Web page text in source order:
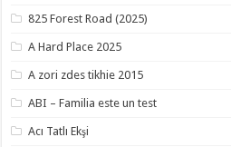
825 Forest Road (2025)
A Hard Place 2025
A zori zdes tikhie 2015
ABI – Familia este un test
Acı Tatlı Ekşi